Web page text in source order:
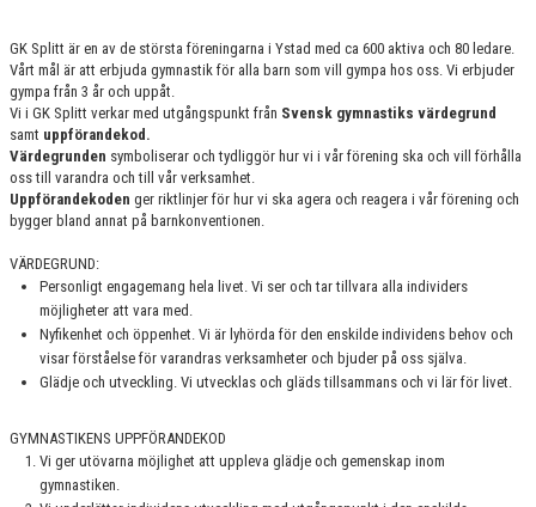
GRUPPER OCH TIDER
STÖDMEDLEM
SPONSRING
FRÅGOR & SVAR
FUNKTIONÄRER
FRITIDSKORTET
GK Splitt är en av de största föreningarna i Ystad med ca 600 aktiva och 80 ledare.
Vårt mål är att erbjuda gymnastik för alla barn som vill gympa hos oss. Vi erbjuder
gympa från 3 år och uppåt.
Vi i GK Splitt verkar med utgångspunkt från Svensk gymnastiks värdegrund
samt uppförandekod.
Värdegrunden symboliserar och tydliggör hur vi i vår förening ska och vill förhålla
oss till varandra och till vår verksamhet.
Uppförandekoden ger riktlinjer för hur vi ska agera och reagera i vår förening och
bygger bland annat på barnkonventionen.
VÄRDEGRUND:
Personligt engagemang hela livet. Vi ser och tar tillvara alla individers
möjligheter att vara med.
Nyfikenhet och öppenhet. Vi är lyhörda för den enskilde individens behov och
visar förståelse för varandras verksamheter och bjuder på oss själva.
Glädje och utveckling. Vi utvecklas och gläds tillsammans och vi lär för livet.
GYMNASTIKENS UPPFÖRANDEKOD
Vi ger utövarna möjlighet att uppleva glädje och gemenskap inom
gymnastiken.